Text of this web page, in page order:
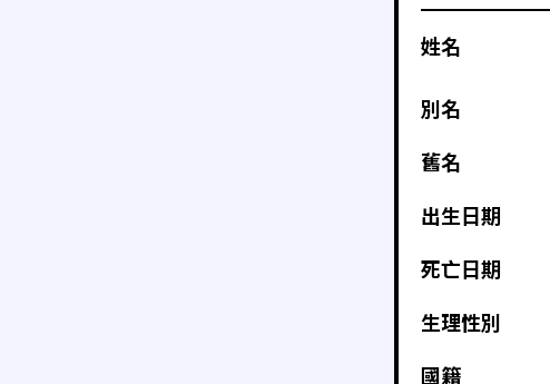
姓名
別名
舊名
出生日期
死亡日期
生理性別
國籍